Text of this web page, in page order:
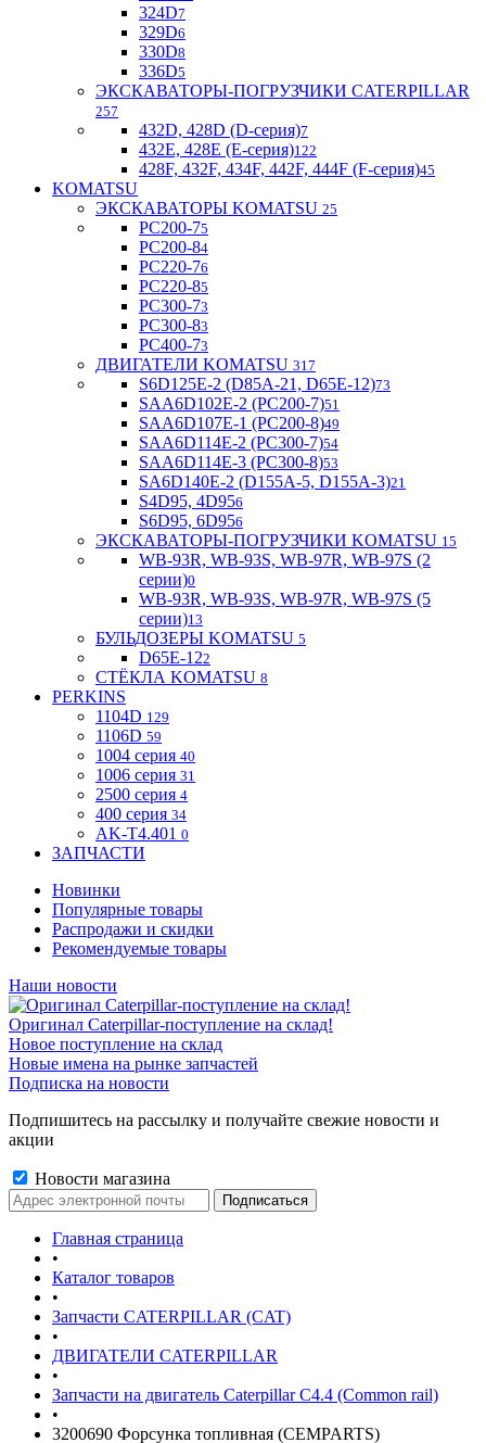
324D7
329D6
330D8
336D5
ЭКСКАВАТОРЫ-ПОГРУЗЧИКИ CATERPILLAR
257
432D, 428D (D-серия)7
432E, 428E (E-серия)122
428F, 432F, 434F, 442F, 444F (F-серия)45
KOMATSU
ЭКСКАВАТОРЫ KOMATSU 25
PC200-75
PC200-84
PC220-76
PC220-85
PC300-73
PC300-83
PC400-73
ДВИГАТЕЛИ KOMATSU 317
S6D125E-2 (D85A-21, D65E-12)73
SAA6D102E-2 (PC200-7)51
SAA6D107E-1 (PC200-8)49
SAA6D114E-2 (PC300-7)54
SAA6D114E-3 (PC300-8)53
SA6D140E-2 (D155A-5, D155A-3)21
S4D95, 4D956
S6D95, 6D956
ЭКСКАВАТОРЫ-ПОГРУЗЧИКИ KOMATSU 15
WB-93R, WB-93S, WB-97R, WB-97S (2
серии)0
WB-93R, WB-93S, WB-97R, WB-97S (5
серии)13
БУЛЬДОЗЕРЫ KOMATSU 5
D65E-122
СТЁКЛА KOMATSU 8
PERKINS
1104D 129
1106D 59
1004 серия 40
1006 серия 31
2500 серия 4
400 серия 34
AK-T4.401 0
ЗАПЧАСТИ
Новинки
Популярные товары
Распродажи и скидки
Рекомендуемые товары
Наши новости
Оригинал Caterpillar-поступление на склад!
Новое поступление на склад
Новые имена на рынке запчастей
Подписка на новости
Подпишитесь на рассылку и получайте свежие новости и
акции
Новости магазина
Главная страница
•
Каталог товаров
•
Запчасти CATERPILLAR (CAT)
•
ДВИГАТЕЛИ CATERPILLAR
•
Запчасти на двигатель Caterpillar С4.4 (Common rail)
•
3200690 Форсунка топливная (CEMPARTS)